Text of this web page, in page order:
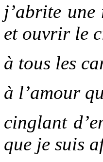
j’abrite
et ouvrir le
à tous les
à l’amour
cinglant
que je suis